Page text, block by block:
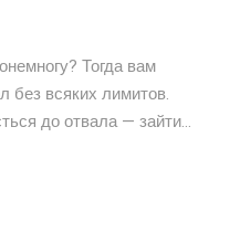
Тогда вам
без всяких лимитов.
до отвала — зайти...